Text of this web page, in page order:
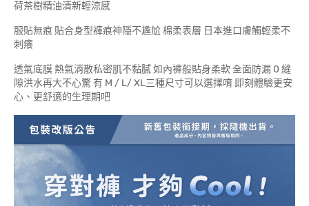
荷茶樹精油清新輕涼感
服貼無痕 貼合身型褲痕神隱不尷尬 棉柔表層 日本進口膚觸輕柔不
刺癢
透氣底膜 熱氣消散私密肌不黏膩 如內褲般貼身柔軟 全面防漏 0 縫
隙洪水再大不心驚 有 M / L/ XL三種尺寸可以選擇唷 即刻體驗更安
心、更舒適的生理期吧